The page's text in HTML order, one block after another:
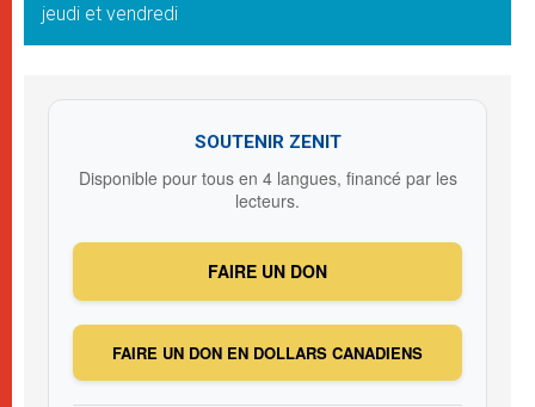
jeudi et vendredi
SOUTENIR ZENIT
Disponible pour tous en 4 langues, financé par les
lecteurs.
FAIRE UN DON
FAIRE UN DON EN DOLLARS CANADIENS